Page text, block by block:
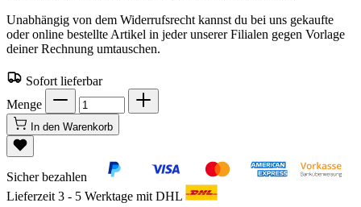
Unabhängig von dem Widerrufsrecht kannst du bei uns gekaufte
oder online bestellte Artikel in jeder unserer Filialen gegen Vorlage
deiner Rechnung umtauschen.
Sofort lieferbar
Menge
In den Warenkorb
Sicher bezahlen
Lieferzeit 3 - 5 Werktage mit DHL